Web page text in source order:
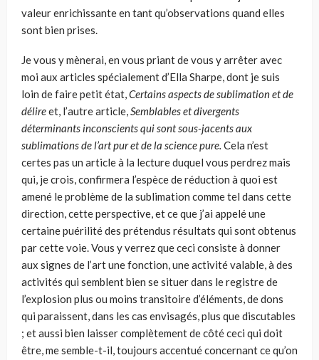
valeur enrichissante en tant qu’observations quand elles
sont bien prises.
Je vous y mènerai, en vous priant de vous y arrêter avec
moi aux articles spécialement d’Ella Sharpe, dont je suis
loin de faire petit état,Certains aspects de sublimation et de
délireet, l’autre article,Semblables et diver­gents
déterminants inconscients qui sont sous-jacents aux
sublimations de l’art pur et de la science pure. Cela n’est
certes pas un article à la lecture duquel vous perdrez mais
qui, je crois, confirmera l’espèce de réduction à quoi est
amené le problème de la sublimation comme tel dans cette
direction, cette perspective, et ce que j’ai appelé une
certaine puérilité des prétendus résultats qui sont obtenus
par cette voie. Vous y verrez que ceci consiste à donner
aux signes de l’art une fonction, une activité valable, à des
activités qui semblent bien se situer dans le registre de
l’explosion plus ou moins transitoire d’éléments, de dons
qui paraissent, dans les cas envisagés, plus que discutables
; et aussi bien laisser complètement de côté ceci qui doit
être, me semble-t-il, toujours accentué concernant ce qu’on